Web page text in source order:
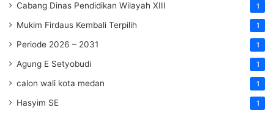
Cabang Dinas Pendidikan Wilayah XIII 1
Mukim Firdaus Kembali Terpilih 1
Periode 2026 – 2031 1
Agung E Setyobudi 1
calon wali kota medan 1
Hasyim SE 1